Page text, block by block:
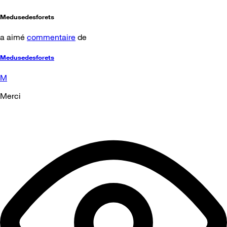
Medusedesforets
a aimé commentaire de
Medusedesforets
M
Merci